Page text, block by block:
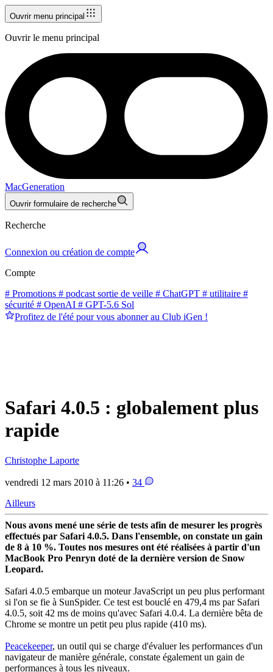
Ouvrir menu principal
Ouvrir le menu principal
MacGeneration
Ouvrir formulaire de recherche
Recherche
Connexion ou création de compte
Compte
# Promotions # podcast sortie de veille # ChatGPT # utilitaire #
sécurité # OpenAI # GPT-5.6 Sol
Profitez de l'été pour vous abonner au Club iGen !
Safari 4.0.5 : globalement plus
rapide
Christophe Laporte
vendredi 12 mars 2010 à 11:26 • 34
Ailleurs
Nous avons mené une série de tests afin de mesurer les progrès
effectués par Safari 4.0.5. Dans l'ensemble, on constate un gain
de 8 à 10 %. Toutes nos mesures ont été réalisées à partir d'un
MacBook Pro Penryn doté de la dernière version de Snow
Leopard.
Safari 4.0.5 embarque un moteur JavaScript un peu plus performant
si l'on se fie à SunSpider. Ce test est bouclé en 479,4 ms par Safari
4.0.5, soit 42 ms de moins qu'avec Safari 4.0.4. La dernière bêta de
Chrome se montre un petit peu plus rapide (410 ms).
Peacekeeper, un outil qui se charge d'évaluer les performances d'un
navigateur de manière générale, constate également un gain de
performances à tous les niveaux.